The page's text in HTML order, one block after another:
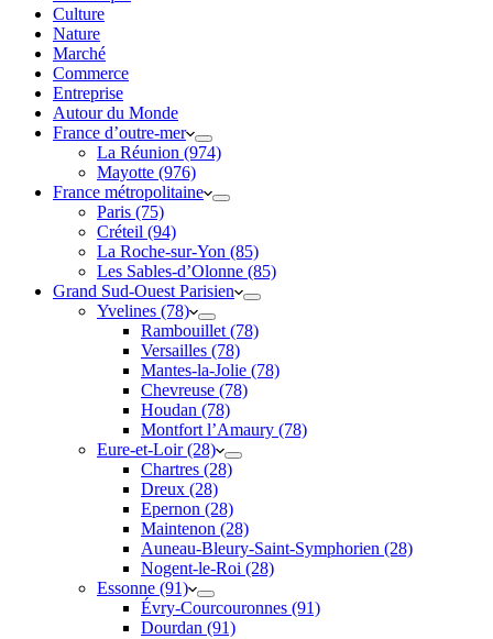
Culture
Nature
Marché
Commerce
Entreprise
Autour du Monde
France d’outre-mer
La Réunion (974)
Mayotte (976)
France métropolitaine
Paris (75)
Créteil (94)
La Roche-sur-Yon (85)
Les Sables-d’Olonne (85)
Grand Sud-Ouest Parisien
Yvelines (78)
Rambouillet (78)
Versailles (78)
Mantes-la-Jolie (78)
Chevreuse (78)
Houdan (78)
Montfort l’Amaury (78)
Eure-et-Loir (28)
Chartres (28)
Dreux (28)
Epernon (28)
Maintenon (28)
Auneau-Bleury-Saint-Symphorien (28)
Nogent-le-Roi (28)
Essonne (91)
Évry-Courcouronnes (91)
Dourdan (91)